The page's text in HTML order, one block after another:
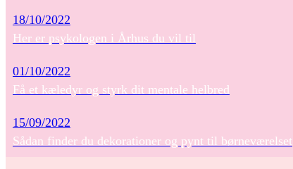
18/10/2022
Her er psykologen i Århus du vil til
01/10/2022
Få et kæledyr og styrk dit mentale helbred
15/09/2022
Sådan finder du dekorationer og pynt til børneværelset